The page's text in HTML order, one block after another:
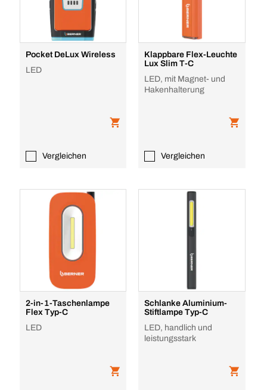
Pocket DeLux Wireless
LED
Vergleichen
Klappbare Flex-Leuchte
Lux Slim T-C
LED, mit Magnet- und
Hakenhalterung
Vergleichen
2-in-1-Taschenlampe
Flex Typ-C
LED
Schlanke Aluminium-
Stiftlampe Typ-C
LED, handlich und
leistungsstark